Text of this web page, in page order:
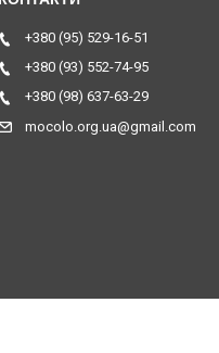
+380 (95) 529-16-51
+380 (93) 552-74-95
+380 (98) 637-63-29
mocolo.org.ua@gmail.com